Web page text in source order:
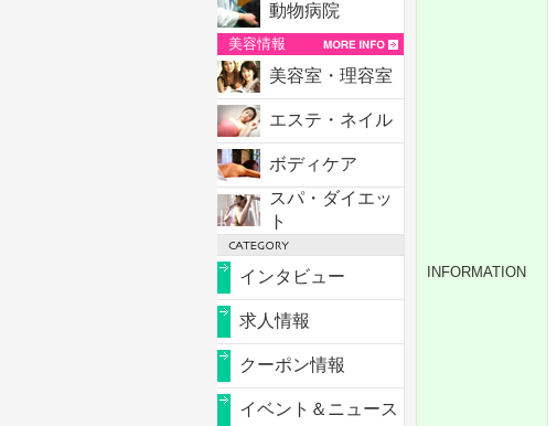
動物病院
美容情報
美容室・理容室
エステ・ネイル
ボディケア
スパ・ダイエッ
ト
インタビュー
求人情報
クーポン情報
イベント＆ニュース
INFORMATION